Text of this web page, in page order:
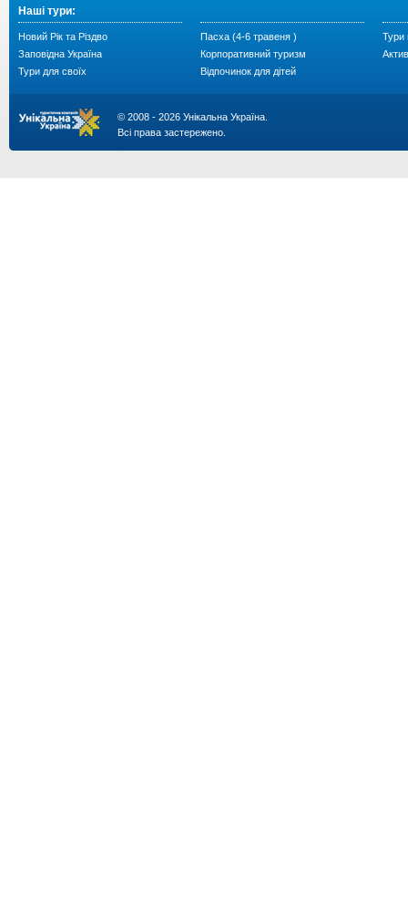
Наші тури:
Новий Рік та Різдво
Заповідна Україна
Тури для своїх
Пасха (4-6 травеня )
Корпоративний туризм
Відпочинок для дітей
Тури
© 2008 - 2026 Унікальна Україна.
Всі права застережено.